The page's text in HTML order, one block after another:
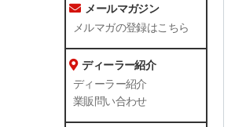
メールマガジン
メルマガの登録はこちら
ディーラー紹介
ディーラー紹介
業販問い合わせ